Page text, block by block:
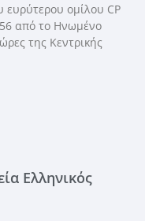
ευρύτερου ομίλου CP
από το Ηνωμένο
της Κεντρικής
Ελληνικός